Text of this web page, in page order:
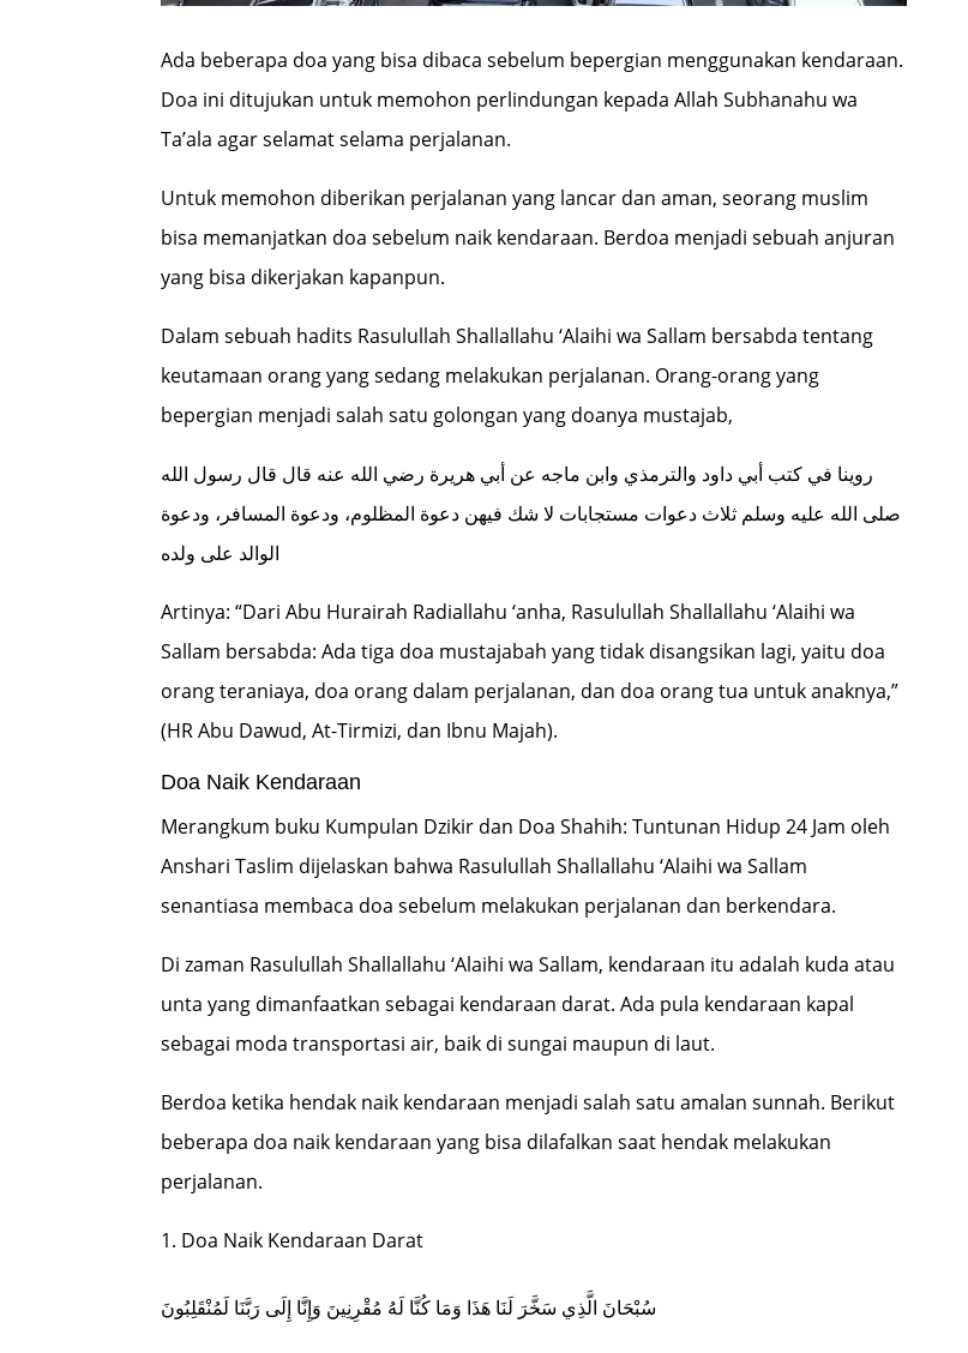
Ada beberapa doa yang bisa dibaca sebelum bepergian menggunakan kendaraan.
Doa ini ditujukan untuk memohon perlindungan kepada Allah Subhanahu wa
Ta’ala agar selamat selama perjalanan.
Untuk memohon diberikan perjalanan yang lancar dan aman, seorang muslim
bisa memanjatkan doa sebelum naik kendaraan. Berdoa menjadi sebuah anjuran
yang bisa dikerjakan kapanpun.
Dalam sebuah hadits Rasulullah Shallallahu ‘Alaihi wa Sallam bersabda tentang
keutamaan orang yang sedang melakukan perjalanan. Orang-orang yang
bepergian menjadi salah satu golongan yang doanya mustajab,
روينا في كتب أبي داود والترمذي وابن ماجه عن أبي هريرة رضي الله عنه قال قال رسول الله
صلى الله عليه وسلم ثلاث دعوات مستجابات لا شك فيهن دعوة المظلوم، ودعوة المسافر، ودعوة
الوالد على ولده
Artinya: “Dari Abu Hurairah Radiallahu ‘anha, Rasulullah Shallallahu ‘Alaihi wa
Sallam bersabda: Ada tiga doa mustajabah yang tidak disangsikan lagi, yaitu doa
orang teraniaya, doa orang dalam perjalanan, dan doa orang tua untuk anaknya,”
(HR Abu Dawud, At-Tirmizi, dan Ibnu Majah).
Doa Naik Kendaraan
Merangkum buku Kumpulan Dzikir dan Doa Shahih: Tuntunan Hidup 24 Jam oleh
Anshari Taslim dijelaskan bahwa Rasulullah Shallallahu ‘Alaihi wa Sallam
senantiasa membaca doa sebelum melakukan perjalanan dan berkendara.
Di zaman Rasulullah Shallallahu ‘Alaihi wa Sallam, kendaraan itu adalah kuda atau
unta yang dimanfaatkan sebagai kendaraan darat. Ada pula kendaraan kapal
sebagai moda transportasi air, baik di sungai maupun di laut.
Berdoa ketika hendak naik kendaraan menjadi salah satu amalan sunnah. Berikut
beberapa doa naik kendaraan yang bisa dilafalkan saat hendak melakukan
perjalanan.
Doa Naik Kendaraan Darat
سُبْحَانَ الَّذِي سَخَّرَ لَنَا هَذَا وَمَا كُنَّا لَهُ مُقْرِنِينَ وَإِنَّا إِلَى رَبَّنَا لَمُنْقَلِبُونَ